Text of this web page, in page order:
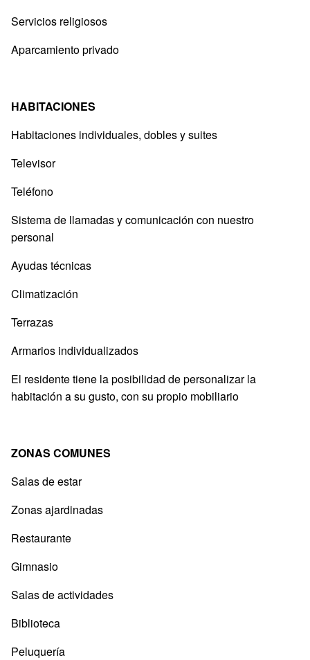
Servicios religiosos
Aparcamiento privado
HABITACIONES
Habitaciones individuales, dobles y suites
Televisor
Teléfono
Sistema de llamadas y comunicación con nuestro
personal
Ayudas técnicas
Climatización
Terrazas
Armarios individualizados
El residente tiene la posibilidad de personalizar la
habitación a su gusto, con su propio mobiliario
ZONAS COMUNES
Salas de estar
Zonas ajardinadas
Restaurante
Gimnasio
Salas de actividades
Biblioteca
Peluquería